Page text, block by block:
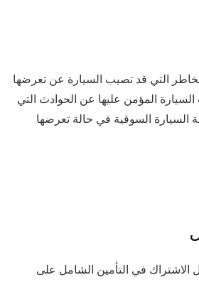
التي قد تصيب السيارة عن تعرضها
المؤمن عليها عن الحوادث التي
السيارة السوقية في حالة تعرضها
الاشتراك في التأمين الشامل على